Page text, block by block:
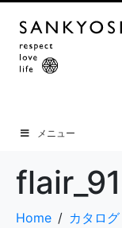
メニュー
Home カタログ